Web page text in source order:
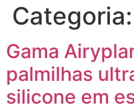
Categoria:
Gama
palmilhas
silicone em